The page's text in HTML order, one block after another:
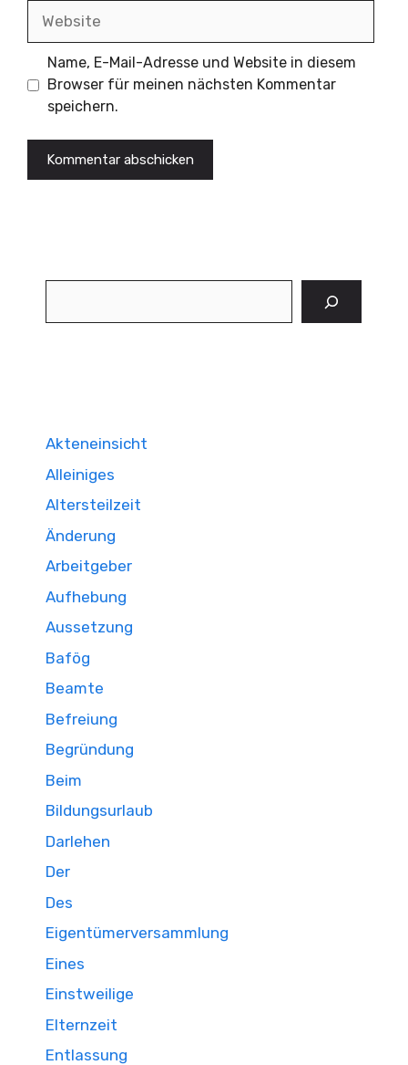
Name, E-Mail-Adresse und Website in diesem
Browser für meinen nächsten Kommentar
speichern.
Akteneinsicht
Alleiniges
Altersteilzeit
Änderung
Arbeitgeber
Aufhebung
Aussetzung
Bafög
Beamte
Befreiung
Begründung
Beim
Bildungsurlaub
Darlehen
Der
Des
Eigentümerversammlung
Eines
Einstweilige
Elternzeit
Entlassung